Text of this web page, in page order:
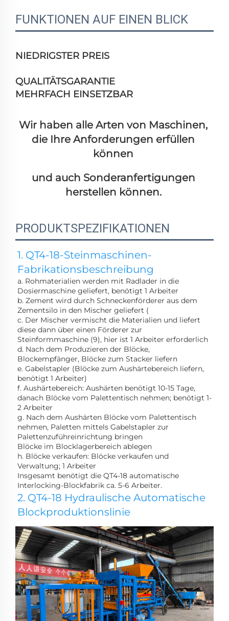
FUNKTIONEN AUF EINEN BLICK
NIEDRIGSTER PREIS
QUALITÄTSGARANTIE
MEHRFACH EINSETZBAR
Wir haben alle Arten von Maschinen,
die Ihre Anforderungen erfüllen
können
und auch Sonderanfertigungen
herstellen können.
PRODUKTSPEZIFIKATIONEN
1. QT4-18-Steinmaschinen-
Fabrikationsbeschreibung
a. Rohmaterialien werden mit Radlader in die
Dosiermaschine geliefert, benötigt 1 Arbeiter
b. Zement wird durch Schneckenförderer aus dem
Zementsilo in den Mischer geliefert (
c. Der Mischer vermischt die Materialien und liefert
diese dann über einen Förderer zur
Steinformmaschine (9), hier ist 1 Arbeiter erforderlich
d. Nach dem Produzieren der Blöcke,
Blockempfänger, Blöcke zum Stacker liefern
e. Gabelstapler (Blöcke zum Aushärtebereich liefern,
benötigt 1 Arbeiter)
f. Aushärtebereich: Aushärten benötigt 10-15 Tage,
danach Blöcke vom Palettentisch nehmen; benötigt 1-
2 Arbeiter
g. Nach dem Aushärten Blöcke vom Palettentisch
nehmen, Paletten mittels Gabelstapler zur
Palettenzuführeinrichtung bringen
Blöcke im Blocklagerbereich ablegen
h. Blöcke verkaufen: Blöcke verkaufen und
Verwaltung; 1 Arbeiter
Insgesamt benötigt die QT4-18 automatische
Interlocking-Blockfabrik ca. 5-6 Arbeiter.
2. QT4-18 Hydraulische Automatische
Blockproduktionslinie